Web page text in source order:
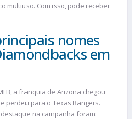
multiuso. Com isso, pode receber
nomes
em
a franquia de Arizona chegou
perdeu para o Texas Rangers.
na campanha foram: